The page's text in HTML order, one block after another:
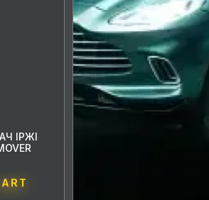
ІРЖІ